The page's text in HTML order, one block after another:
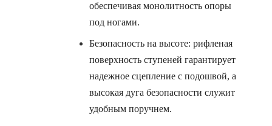
обеспечивая монолитность опоры
под ногами.
Безопасность на высоте: рифленая
поверхность ступеней гарантирует
надежное сцепление с подошвой, а
высокая дуга безопасности служит
удобным поручнем.